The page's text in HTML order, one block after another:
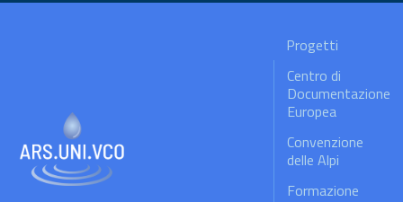
Progetti
Centro di
Documentazione
Europea
Convenzione
delle Alpi
Formazione